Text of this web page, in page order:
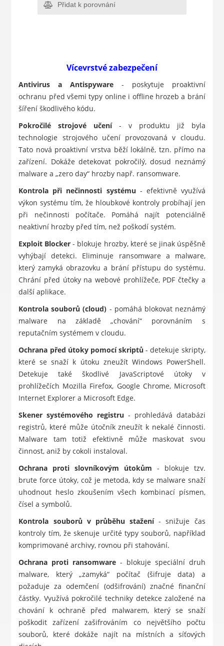
Přidat k porovnání
Vícevrstvé zabezpečení
Antivirus a Antispyware - poskytuje proaktivní
ochranu před všemi typy online i offline hrozeb a brání
šíření škodlivého kódu.
Pokročilé strojové učení- v produktu již byla
technologie strojového učení provozovaná v cloudu.
Tato nová proaktivní vrstva běží lokálně, tzn. přímo na
zařízení. Dokáže detekovat pokročilý, dosud neznámý
malware a „zero day“ hrozby např. ransomware.
Kontrola při nečinnosti systému - efektivně využívá
výkon systému tím, že hloubkové kontroly probíhají jen
při nečinnosti počítače. Pomáhá najít potenciálně
neaktivní hrozby před tím, než poškodí systém.
Exploit Blocker - blokuje hrozby, které se jinak úspěšně
vyhýbají detekci. Eliminuje ransomware a malware,
který zamyká obrazovku a brání přístupu do systému.
Chrání před útoky na webové prohlížeče, PDF čtečky a
další aplikace.
Kontrola souborů (cloud) - pomáhá blokovat neznámý
malware na základě „chování“ porovnáním s
reputačním systémem v cloudu.
Ochrana před útoky pomocí skriptů - detekuje skripty,
které se snaží k útoku zneužít Windows PowerShell.
Detekuje také škodlivé JavaScriptové útoky v
prohlížečích Mozilla Firefox, Google Chrome, Microsoft
Internet Explorer a Microsoft Edge.
Skener systémového registru - prohledává databázi
registrů, které může útočník zneužít k nekalé činnosti.
Malware tam totiž efektivně může maskovat svou
činnost, aniž by cokoli instaloval.
Ochrana proti slovníkovým útokům - blokuje tzv.
brute force útoky, což je metoda, kdy se malware snaží
uhodnout heslo zkoušením všech kombinací písmen,
čísel a symbolů.
Kontrola souborů v průběhu stažení- snižuje čas
kontroly tím, že skenuje určité typy souborů, například
komprimované archivy, rovnou při stahování.
Ochrana proti ransomware - blokuje speciální druh
malware, který „zamyká“ počítač (šifruje data) a
požaduje za odemčení (odšifrování) značné finanční
částky. Využívá pokročilé techniky detekce založené na
chování k ochraně před malwarem, který se snaží
poškodit zařízení zašifrováním co největšího počtu
souborů, které dokáže najít na místních a síťových